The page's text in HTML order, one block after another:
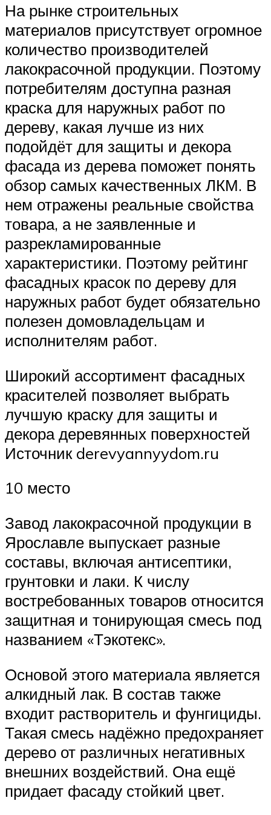
На рынке строительных
материалов присутствует огромное
количество производителей
лакокрасочной продукции. Поэтому
потребителям доступна разная
краска для наружных работ по
дереву, какая лучше из них
подойдёт для защиты и декора
фасада из дерева поможет понять
обзор самых качественных ЛКМ. В
нем отражены реальные свойства
товара, а не заявленные и
разрекламированные
характеристики. Поэтому рейтинг
фасадных красок по дереву для
наружных работ будет обязательно
полезен домовладельцам и
исполнителям работ.
Широкий ассортимент фасадных
красителей позволяет выбрать
лучшую краску для защиты и
декора деревянных поверхностей
Источник derevyannyydom.ru
10 место
Завод лакокрасочной продукции в
Ярославле выпускает разные
составы, включая антисептики,
грунтовки и лаки. К числу
востребованных товаров относится
защитная и тонирующая смесь под
названием «Тэкотекс».
Основой этого материала является
алкидный лак. В состав также
входит растворитель и фунгициды.
Такая смесь надёжно предохраняет
дерево от различных негативных
внешних воздействий. Она ещё
придает фасаду стойкий цвет.